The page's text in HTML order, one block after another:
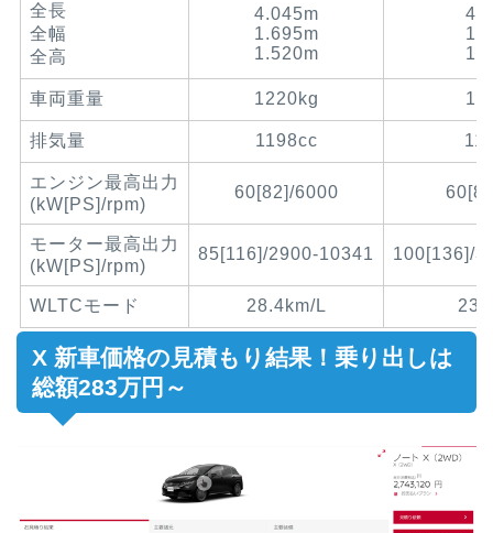
全長
全幅
全高
4.045m
1.695m
1.520m
車両重量 1220kg
排気量 1198cc
エンジン最高出力
(kW[PS]/rpm)
60[82]/6000
モーター最高出力
(kW[PS]/rpm)
85[116]/2900-10341 100[136]/
WLTCモード 28.4km/L
X 新車価格の見積もり結果！乗り出しは
総額283万円～